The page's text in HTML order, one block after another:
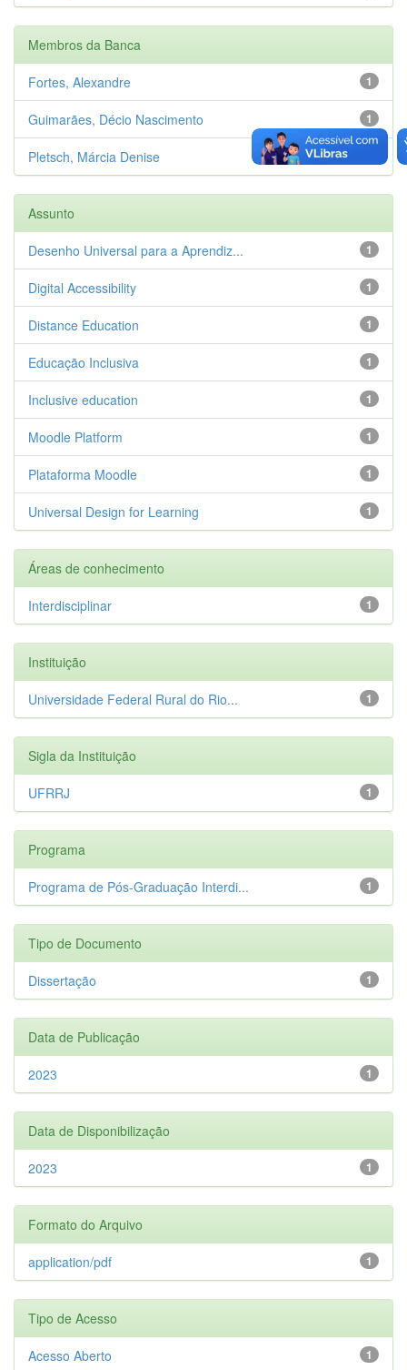
Membros da Banca
1
Fortes, Alexandre
1
Guimarães, Décio Nascimento
Pletsch, Márcia Denise
Assunto
1
Desenho Universal para a Aprendiz...
1
Digital Accessibility
1
Distance Education
1
Educação Inclusiva
1
Inclusive education
1
Moodle Platform
1
Plataforma Moodle
1
Universal Design for Learning
Áreas de conhecimento
1
Interdisciplinar
Instituição
1
Universidade Federal Rural do Rio...
Sigla da Instituição
1
UFRRJ
Programa
1
Programa de Pós-Graduação Interdi...
Tipo de Documento
1
Dissertação
Data de Publicação
1
2023
Data de Disponibilização
1
2023
Formato do Arquivo
1
application/pdf
Tipo de Acesso
1
Acesso Aberto